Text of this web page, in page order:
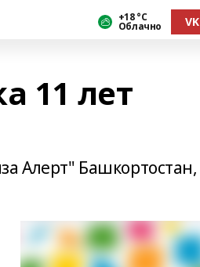
+18 °С
Облачно VK
11 лет
Алерт" Башкортостан,